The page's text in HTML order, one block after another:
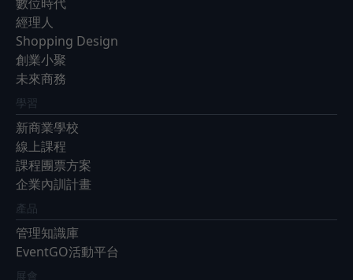
經理人
Shopping Design
創業小聚
未來商務
學習
新商業學校
線上課程
課程團票方案
企業內訓計畫
產品
管理知識庫
EventGO活動平台
展會